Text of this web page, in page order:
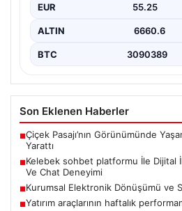
birçok…
EUR 55.25
ALTIN 6660.6
BTC 3090389
Son Eklenen Haberler
■Çiçek Pasajı’nın Görünümünde
Yarattı
■Kelebek sohbet platformu İle Dijital
Ve Chat Deneyimi
■Kurumsal Elektronik Dönüşümü ve
■Yatırım araçlarının haftalık